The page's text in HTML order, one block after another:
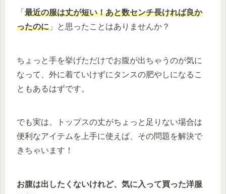
「 最近の服は丈が短い！あと数センチ長ければ良か
ったのに 」と思ったことはありませんか？
ちょっと手を挙げただけでお腹が出ちゃうのが気に
なって、外に着ていけずにタンスの肥やしになるこ
ともあるはずです。
でも実は、トップスの丈がちょっと足りない場合は
便利なアイテムを上手に使えば、その問題を解決で
きちゃいます！
お腹は出したくないけれど、気に入って買った洋服